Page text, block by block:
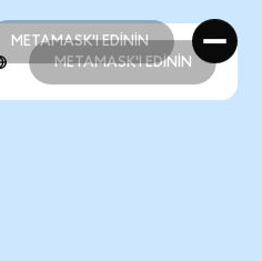
METAMASK'I EDİNİN
METAMASK'I EDİNİN
METAMASK'I EDİNİN